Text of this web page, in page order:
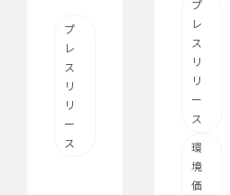
プ
レ
ス
リ
リ
ー
ス
プ
レ
ス
リ
リ
ー
ス
環
境
価